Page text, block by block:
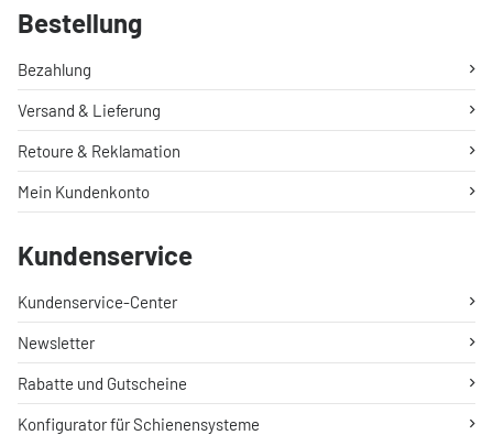
Bestellung
Bezahlung
Versand & Lieferung
Retoure & Reklamation
Mein Kundenkonto
Kundenservice
Kundenservice-Center
Newsletter
Rabatte und Gutscheine
Konfigurator für Schienensysteme